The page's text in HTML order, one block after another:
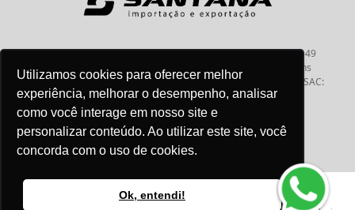
Utilizamos cookies para oferecer melhor
experiência, melhorar o desempenho, analisar
como você interage em nosso site e
personalizar conteúdo. Ao utilizar este site, você
concorda com o uso de cookies.
Ok, entendi!
Santana - Importação e Exportação - CNPJ:57.464.653/0001-49
Atendimento por telefone: dias úteis, das 08:15hs às 18:00hs
Fone:(11) 2099-9900 - E-mail:vendas@santanaimport.com.br
SAC:
sac@santanaimport.com.br
Termos de uso